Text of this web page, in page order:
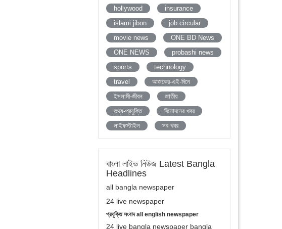
hollywood
insurance
islami jibon
job circular
movie news
ONE BD News
ONE NEWS
probashi news
sports
technology
travel
আজকের-এই-দিনে
ইসলামী-জীবন
জাতীয়
তথ্য-প্রযুক্তি
বিনোদনের খবর
লাইফস্টাইল
সব খবর
বাংলা লাইভ নিউজ Latest Bangla
Headlines
all bangla newspaper
24 live newspaper
প্রযুক্তি সংবাদ all english newspaper
24 live bangla newspaper bangla